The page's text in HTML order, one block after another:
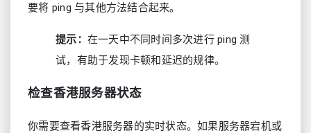
要将 ping 与其他方法结合起来。
提示： 在一天中不同时间多次进行 ping 测
试，有助于发现卡顿和延迟的规律。
检查香港服务器状态
你需要查看香港服务器的实时状态。如果服务器宕机或